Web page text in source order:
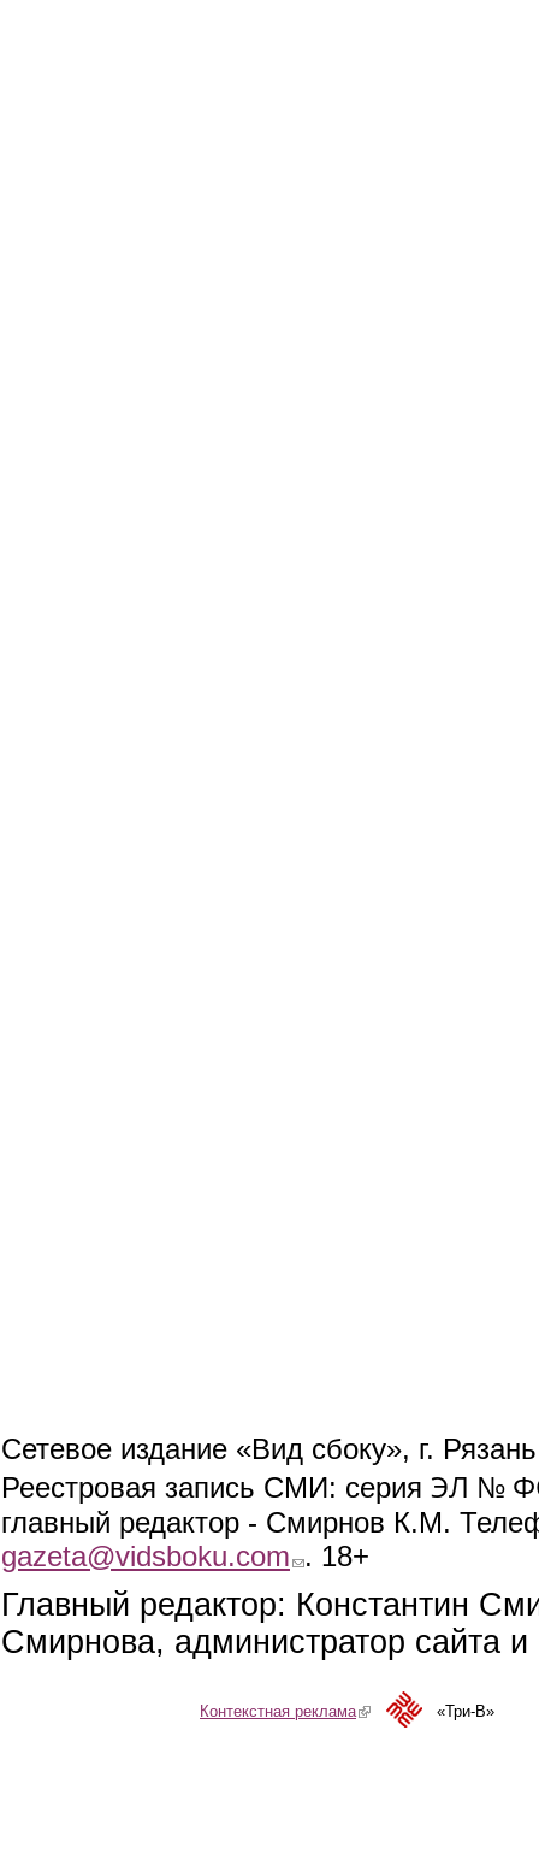
Сетевое издание «Вид сбоку», г.
Реестровая запись СМИ: серия ЭЛ №
главный редактор - Смирнов К.М.
gazeta@vidsboku.com (link sends e-mail)
. 18+
Главный редактор: Константин
Смирнова, администратор сайта
Контекстная реклама(link is external)«Три-В»